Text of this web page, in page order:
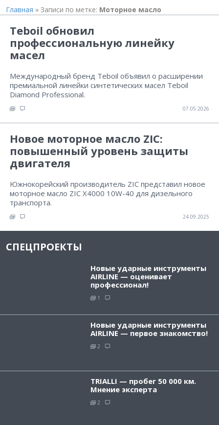
Главная » Записи по метке: Моторное масло
Teboil обновил
профессиональную линейку
масел
Международный бренд Teboil объявил о расширении
премиальной линейки синтетических масел Teboil
Diamond Professional.
07.05.2026
Новое моторное масло ZIC:
повышенный уровень защиты
двигателя
Южнокорейский производитель ZIC представил новое
моторное масло ZIC X4000 10W-40 для дизельного
транспорта.
24.09.2025
СПЕЦПРОЕКТЫ
Новые ударные инструменты
AIRLINE — оценивает
профессионал!
1
Новые ударные инструменты
AIRLINE — первое знакомство!
2
TRIALLI — пробег 50 000 км.
Мнение эксперта
2